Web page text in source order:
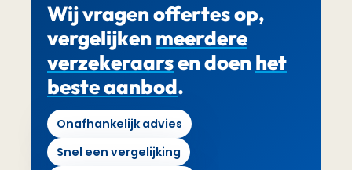
Wij vragen offertes op,
vergelijkenmeerdere
verzekeraarsen doenhet
beste aanbod.
Onafhankelijk advies
Snel een vergelijking